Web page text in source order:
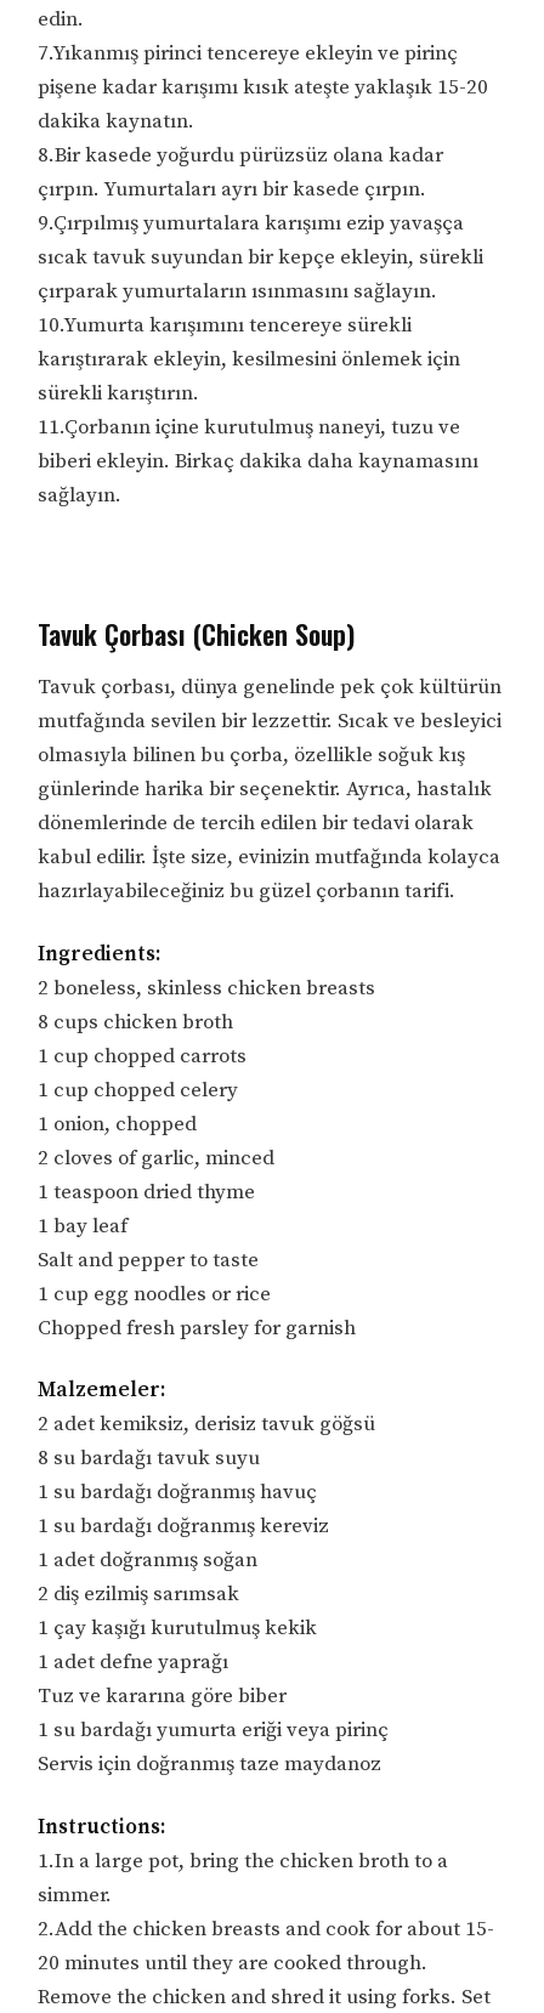
edin.
7.Yıkanmış pirinci tencereye ekleyin ve pirinç
pişene kadar karışımı kısık ateşte yaklaşık 15-20
dakika kaynatın.
8.Bir kasede yoğurdu pürüzsüz olana kadar
çırpın. Yumurtaları ayrı bir kasede çırpın.
9.Çırpılmış yumurtalara karışımı ezip yavaşça
sıcak tavuk suyundan bir kepçe ekleyin, sürekli
çırparak yumurtaların ısınmasını sağlayın.
10.Yumurta karışımını tencereye sürekli
karıştırarak ekleyin, kesilmesini önlemek için
sürekli karıştırın.
11.Çorbanın içine kurutulmuş naneyi, tuzu ve
biberi ekleyin. Birkaç dakika daha kaynamasını
sağlayın.
Tavuk Çorbası (Chicken Soup)
Tavuk çorbası, dünya genelinde pek çok kültürün
mutfağında sevilen bir lezzettir. Sıcak ve besleyici
olmasıyla bilinen bu çorba, özellikle soğuk kış
günlerinde harika bir seçenektir. Ayrıca, hastalık
dönemlerinde de tercih edilen bir tedavi olarak
kabul edilir. İşte size, evinizin mutfağında kolayca
hazırlayabileceğiniz bu güzel çorbanın tarifi.
Ingredients:
2 boneless, skinless chicken breasts
8 cups chicken broth
1 cup chopped carrots
1 cup chopped celery
1 onion, chopped
2 cloves of garlic, minced
1 teaspoon dried thyme
1 bay leaf
Salt and pepper to taste
1 cup egg noodles or rice
Chopped fresh parsley for garnish
Malzemeler:
2 adet kemiksiz, derisiz tavuk göğsü
8 su bardağı tavuk suyu
1 su bardağı doğranmış havuç
1 su bardağı doğranmış kereviz
1 adet doğranmış soğan
2 diş ezilmiş sarımsak
1 çay kaşığı kurutulmuş kekik
1 adet defne yaprağı
Tuz ve kararına göre biber
1 su bardağı yumurta eriği veya pirinç
Servis için doğranmış taze maydanoz
Instructions:
1.In a large pot, bring the chicken broth to a
simmer.
2.Add the chicken breasts and cook for about 15-
20 minutes until they are cooked through.
Remove the chicken and shred it using forks. Set